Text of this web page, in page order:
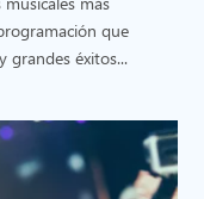
que
grandes éxitos...